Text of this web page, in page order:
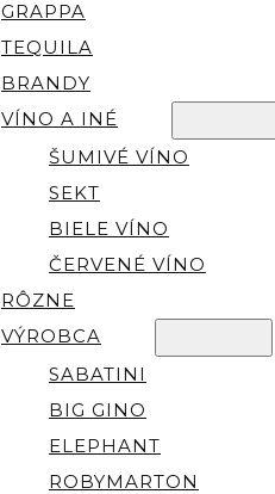
GRAPPA
TEQUILA
BRANDY
VÍNO A INÉ
ŠUMIVÉ VÍNO
SEKT
BIELE VÍNO
ČERVENÉ VÍNO
RÔZNE
VÝROBCA
SABATINI
BIG GINO
ELEPHANT
ROBYMARTON